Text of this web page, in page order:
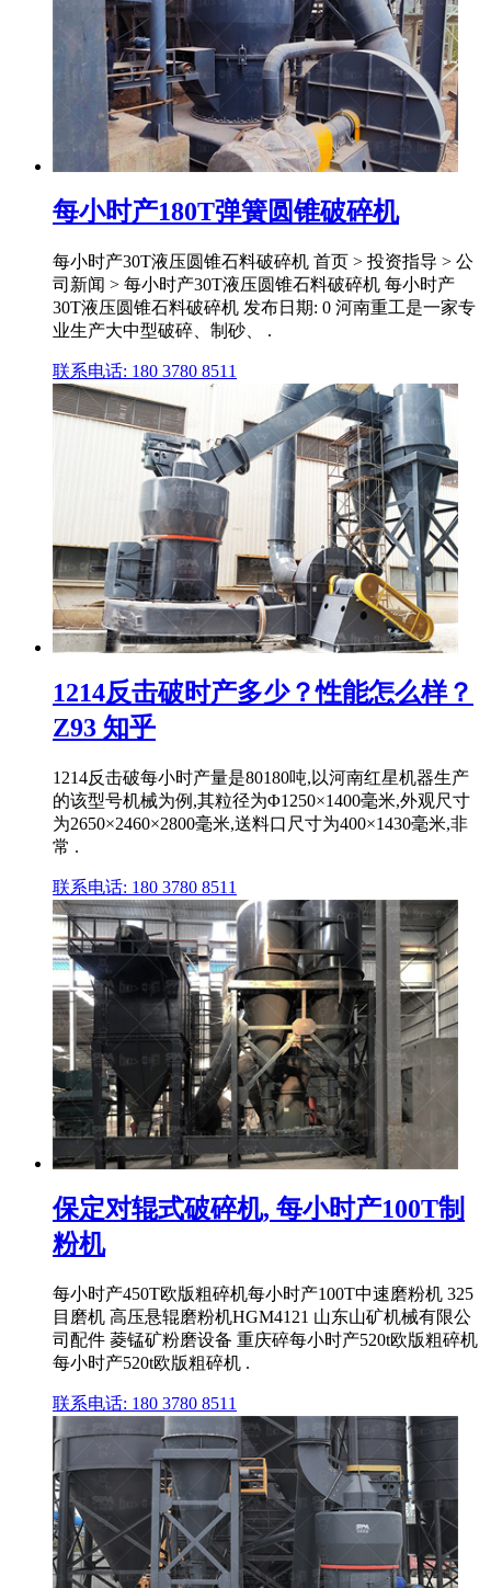
每小时产180T弹簧圆锥破碎机
每小时产30T液压圆锥石料破碎机 首页 > 投资指导 > 公
司新闻 > 每小时产30T液压圆锥石料破碎机 每小时产
30T液压圆锥石料破碎机 发布日期: 0 河南重工是一家专
业生产大中型破碎、制砂、 .
联系电话: 180 3780 8511
1214反击破时产多少？性能怎么样？
Z93 知乎
1214反击破每小时产量是80180吨,以河南红星机器生产
的该型号机械为例,其粒径为Φ1250×1400毫米,外观尺寸
为2650×2460×2800毫米,送料口尺寸为400×1430毫米,非
常 .
联系电话: 180 3780 8511
保定对辊式破碎机, 每小时产100T制
粉机
每小时产450T欧版粗碎机每小时产100T中速磨粉机 325
目磨机 高压悬辊磨粉机HGM4121 山东山矿机械有限公
司配件 菱锰矿粉磨设备 重庆碎每小时产520t欧版粗碎机
每小时产520t欧版粗碎机 .
联系电话: 180 3780 8511